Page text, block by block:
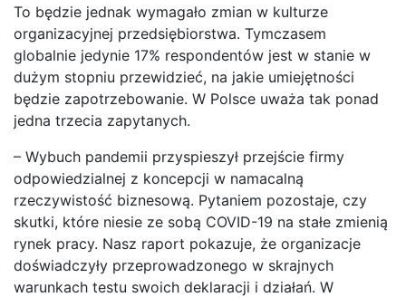
To będzie jednak wymagało zmian w kulturze
organizacyjnej przedsiębiorstwa. Tymczasem
globalnie jedynie 17% respondentów jest w stanie w
dużym stopniu przewidzieć, na jakie umiejętności
będzie zapotrzebowanie. W Polsce uważa tak ponad
jedna trzecia zapytanych.
– Wybuch pandemii przyspieszył przejście firmy
odpowiedzialnej z koncepcji w namacalną
rzeczywistość biznesową. Pytaniem pozostaje, czy
skutki, które niesie ze sobą COVID-19 na stałe zmienią
rynek pracy. Nasz raport pokazuje, że organizacje
doświadczyły przeprowadzonego w skrajnych
warunkach testu swoich deklaracji i działań. W